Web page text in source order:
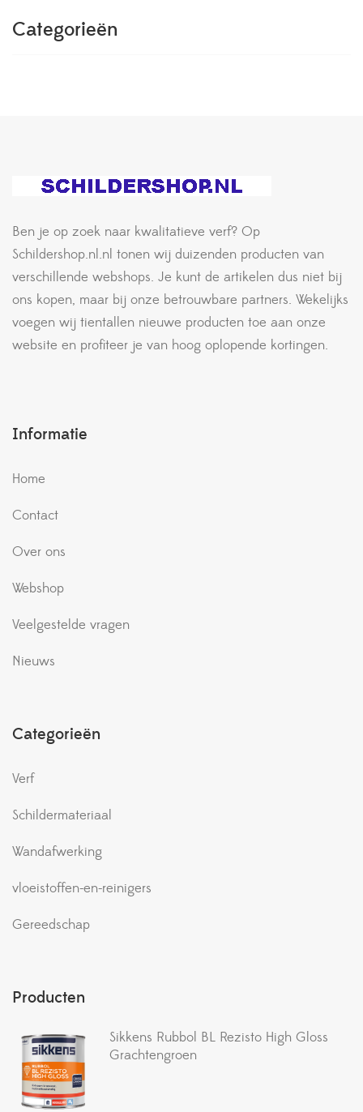
Categorieën
Ben je op zoek naar kwalitatieve verf? Op
Schildershop.nl.nl tonen wij duizenden producten van
verschillende webshops. Je kunt de artikelen dus niet bij
ons kopen, maar bij onze betrouwbare partners. Wekelijks
voegen wij tientallen nieuwe producten toe aan onze
website en profiteer je van hoog oplopende kortingen.
Informatie
Home
Contact
Over ons
Webshop
Veelgestelde vragen
Nieuws
Categorieën
Verf
Schildermateriaal
Wandafwerking
vloeistoffen-en-reinigers
Gereedschap
Producten
Sikkens Rubbol BL Rezisto High Gloss
Grachtengroen